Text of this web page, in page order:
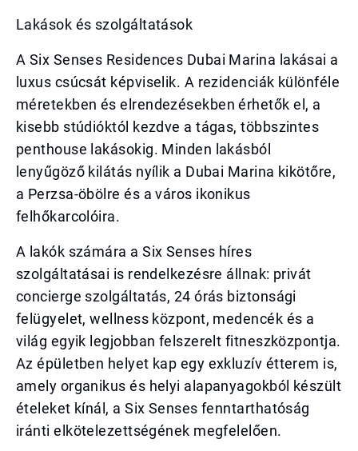
Lakások és szolgáltatások
A Six Senses Residences Dubai Marina lakásai a
luxus csúcsát képviselik. A rezidenciák különféle
méretekben és elrendezésekben érhetők el, a
kisebb stúdióktól kezdve a tágas, többszintes
penthouse lakásokig. Minden lakásból
lenyűgöző kilátás nyílik a Dubai Marina kikötőre,
a Perzsa-öbölre és a város ikonikus
felhőkarcolóira.
A lakók számára a Six Senses híres
szolgáltatásai is rendelkezésre állnak: privát
concierge szolgáltatás, 24 órás biztonsági
felügyelet, wellness központ, medencék és a
világ egyik legjobban felszerelt fitneszközpontja.
Az épületben helyet kap egy exkluzív étterem is,
amely organikus és helyi alapanyagokból készült
ételeket kínál, a Six Senses fenntarthatóság
iránti elkötelezettségének megfelelően.